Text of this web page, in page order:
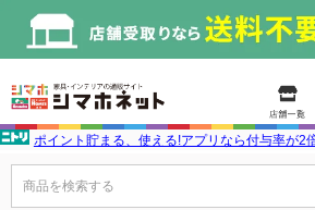
ポイント貯まる、使える!アプリなら付与率が2
商品を検索する